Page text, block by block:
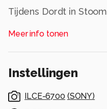
Tijdens Dordt in Stoom
Alle rechten voorbehouden
Meer info tonen
Instellingen
ILCE-6700 (SONY)